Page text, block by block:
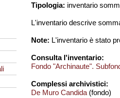
Tipologia: inventario
L'inventario descrive
Note: L'inventario è stato
Consulta l'inventario:
Fondo "Archinaute".
Complessi archivistici:
De Muro Candida (fondo)